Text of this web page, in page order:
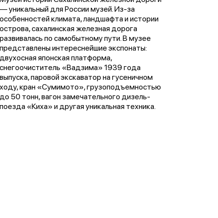
— уникальный для России музей. Из-за
особенностей климата, ландшафта и истории
острова, сахалинская железная дорога
развивалась по самобытному пути. В музее
представлены интереснейшие экспонаты:
двухосная японская платформа,
снегоочиститель «Вадзима» 1939 года
выпуска, паровой экскаватор на гусеничном
ходу, кран «Сумимото», грузоподъемностью
до 50 тонн, вагон замечательного дизель-
поезда «Киха» и другая уникальная техника.